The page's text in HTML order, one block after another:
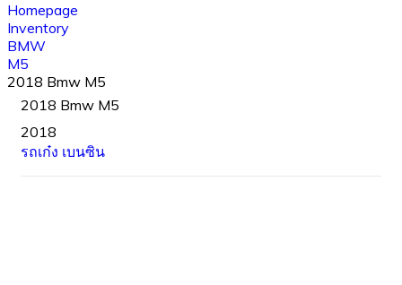
Homepage
Inventory
BMW
M5
2018 Bmw M5
2018 Bmw M5
2018
รถเก๋ง เบนซิน